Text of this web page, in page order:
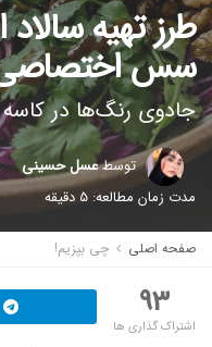
طرز تهیه سالاد
سس
جادوی رنگ‌ها در کاسه
توسطعسل حسینی
مدت زمان مطالعه: 5 دقیقه
صفحه اصلی چی بپزیم!
93
اشتراک گذاری ها